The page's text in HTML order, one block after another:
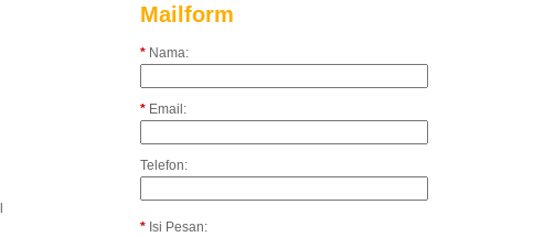
Mailform
*Nama:
*Email:
Telefon:
*Isi Pesan: